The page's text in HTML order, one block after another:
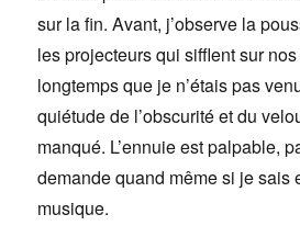
sur la fin. Avant, j’observe la
les projecteurs qui sifflent sur
longtemps que je n’étais pas
quiétude de l’obscurité et du
manqué. L’ennuie est palpable,
demande quand même si je sais
musique.